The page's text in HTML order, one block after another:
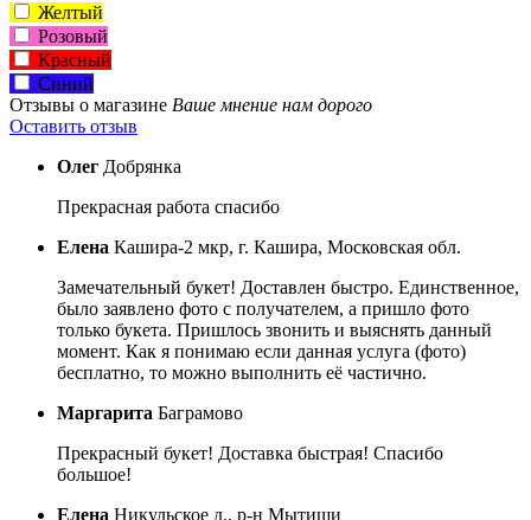
Желтый
Розовый
Красный
Синий
Отзывы о магазине Ваше мнение нам дорого
Оставить отзыв
Олег Добрянка
Прекрасная работа спасибо
Елена Кашира-2 мкр, г. Кашира, Московская обл.
Замечательный букет! Доставлен быстро. Единственное,
было заявлено фото с получателем, а пришло фото
только букета. Пришлось звонить и выяснять данный
момент. Как я понимаю если данная услуга (фото)
бесплатно, то можно выполнить её частично.
Маргарита Баграмово
Прекрасный букет! Доставка быстрая! Спасибо
большое!
Елена Никульское д., р-н Мытищи